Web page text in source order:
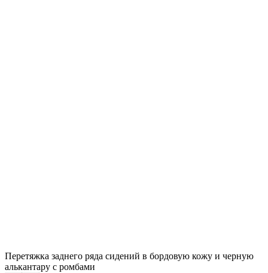
Перетяжка заднего ряда сидений в бордовую кожу и черную
алькантару с ромбами